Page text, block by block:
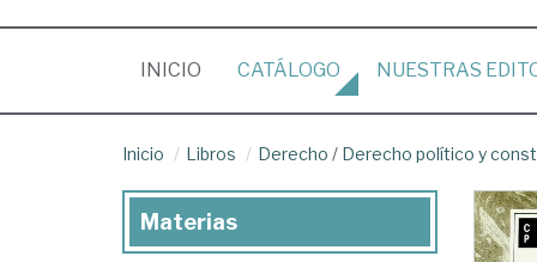
INICIO (CURRENT)
CATÁLOGO NUESTRAS
Inicio Libros Derecho / Derecho político y
Materias